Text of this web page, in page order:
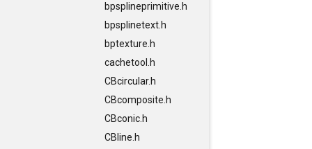
bpsplineprimitive.h
bpsplinetext.h
bptexture.h
cachetool.h
CBcircular.h
CBcomposite.h
CBconic.h
CBline.h